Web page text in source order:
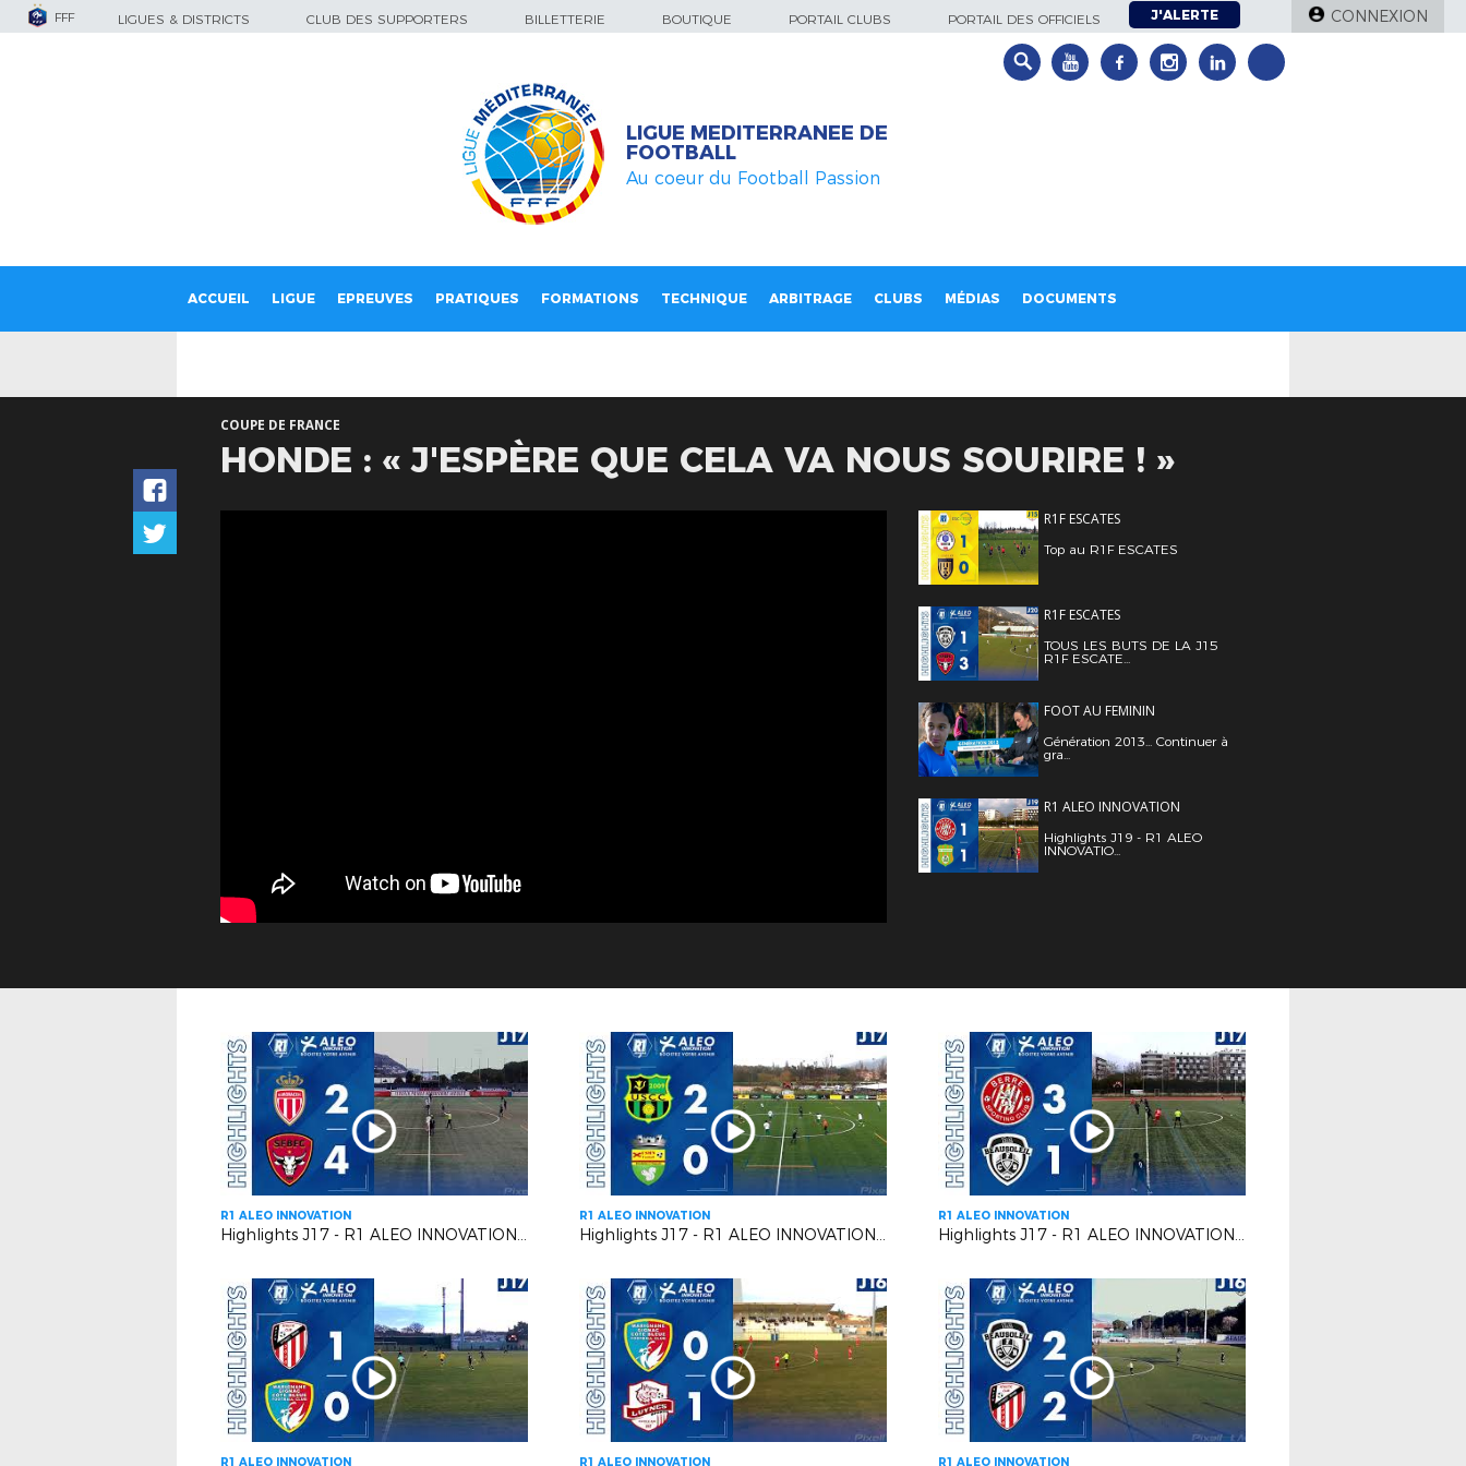
FFF LIGUES & DISTRICTS CLUB DES SUPPORTERS BILLETTERIE BOUTIQUE PORTAIL CLUBS PORTAIL DES OFFICIELS J'ALERTE CONNEXION
LIGUE MEDITERRANEE DE
FOOTBALL
Au coeur du Football Passion
ACCUEIL LIGUE EPREUVES PRATIQUES FORMATIONS TECHNIQUE ARBITRAGE CLUBS MÉDIAS DOCUMENTS
COUPE DE FRANCE
HONDE : « J'ESPÈRE QUE CELA VA NOUS SOURIRE ! »
R1F ESCATES
Top au R1F ESCATES
R1F ESCATES
TOUS LES BUTS DE LA J15
R1F ESCATE...
FOOT AU FEMININ
Génération 2013... Continuer à
gra...
R1 ALEO INNOVATION
Highlights J19 - R1 ALEO
INNOVATIO...
R1 ALEO INNOVATION
Highlights J17 - R1 ALEO INNOVATION | AS Monaco FC VS Six Fours Le Brusc
R1 ALEO INNOVATION
Highlights J17 - R1 ALEO INNOVATION | US Carqueiranne Crau VS US Mandelieu LN
R1 ALEO INNOVATION
Highlights J17 - R1 ALEO INNOVATION | Berre SP.C. VS F.C. Beausoleil
R1 ALEO INNOVATION R1 ALEO INNOVATION R1 ALEO INNOVATION